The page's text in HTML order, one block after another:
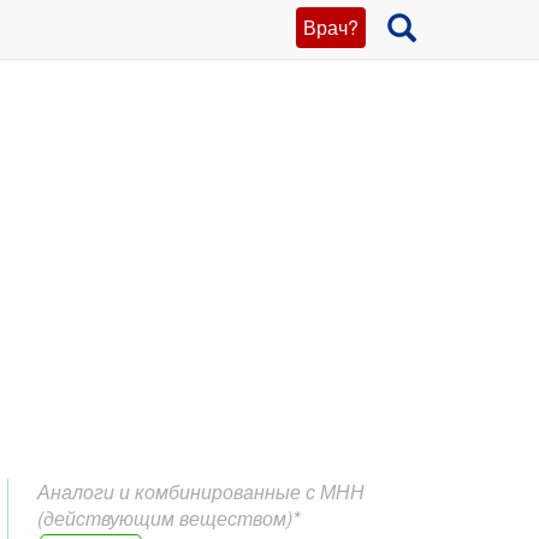
Врач?
Аналоги и комбинированные с МНН
(действующим веществом)*